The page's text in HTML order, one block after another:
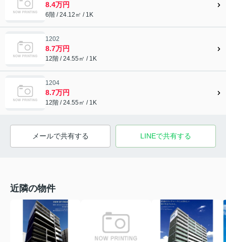
8.4万円
6階 / 24.12㎡ / 1K
1202
8.7万円
12階 / 24.55㎡ / 1K
1204
8.7万円
12階 / 24.55㎡ / 1K
メールで共有する LINEで共有する
近隣の物件